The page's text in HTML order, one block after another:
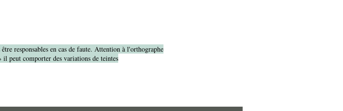
responsables en cas de faute. Attention à l'orthographe
peut comporter des variations de teintes